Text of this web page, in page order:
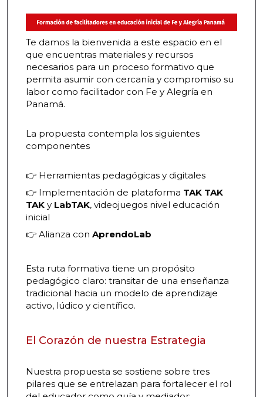
Te damos la bienvenida a este espacio en el
que encuentras materiales y recursos
necesarios para un proceso formativo que
permita asumir con cercanía y compromiso su
labor como facilitador con Fe y Alegría en
Panamá.
La propuesta contempla los siguientes
componentes
👉 Herramientas pedagógicas y digitales
👉 Implementación de plataforma TAK TAK
TAK y LabTAK, videojuegos nivel educación
inicial
👉 Alianza con AprendoLab
Esta ruta formativa tiene un propósito
pedagógico claro: transitar de una enseñanza
tradicional hacia un modelo de aprendizaje
activo, lúdico y científico.
El Corazón de nuestra Estrategia
Nuestra propuesta se sostiene sobre tres
pilares que se entrelazan para fortalecer el rol